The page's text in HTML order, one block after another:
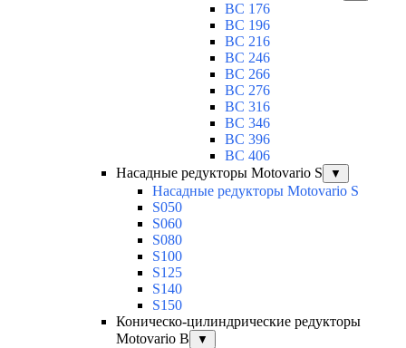
BC 176
BC 196
BC 216
BC 246
BC 266
BC 276
BC 316
BC 346
BC 396
BC 406
Насадные редукторы Motovario S
▼
Насадные редукторы Motovario S
S050
S060
S080
S100
S125
S140
S150
Коническо-цилиндрические редукторы
Motovario B
▼